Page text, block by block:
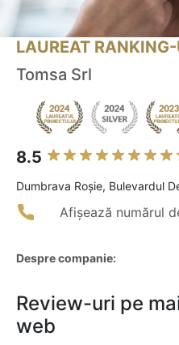
LAUREAT
Tomsa Srl
8.5
Dumbrava Roşie, Bulevardul
Afișează numărul
Despre companie:
Review-uri pe
web